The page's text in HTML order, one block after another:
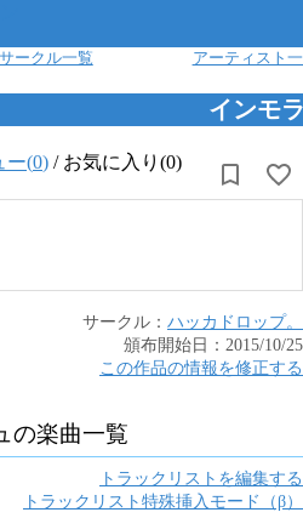
サークル一覧 アーティスト
インモ
ー(0) / お気に入り(0)
サークル： ハッカドロップ。
頒布開始日： 2015/10/25
この作品の情報を修正する
の楽曲一覧
トラックリストを編集する
トラックリスト特殊挿入モード（β）